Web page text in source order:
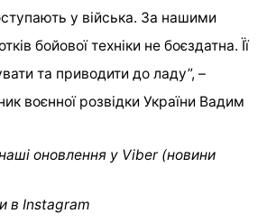
у війська. За нашими
бойової техніки не боєздатна. Її
та приводити до ладу”, –
воєнної розвідки України Вадим
оновлення у Viber (новини
в Instagram